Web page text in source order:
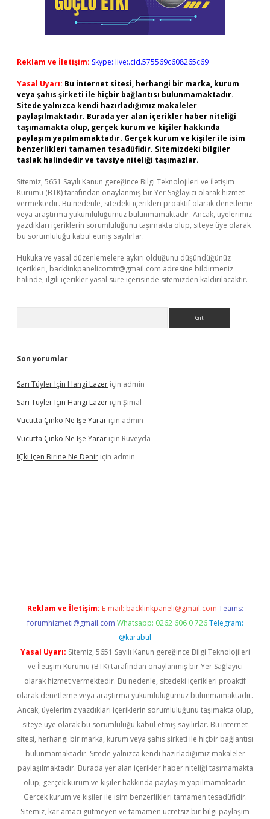
Reklam ve İletişim: Skype: live:.cid.575569c608265c69
Yasal Uyarı: Bu internet sitesi, herhangi bir marka, kurum
veya şahıs şirketi ile hiçbir bağlantısı bulunmamaktadır.
Sitede yalnızca kendi hazırladığımız makaleler
paylaşılmaktadır. Burada yer alan içerikler haber niteliği
taşımamakta olup, gerçek kurum ve kişiler hakkında
paylaşım yapılmamaktadır. Gerçek kurum ve kişiler ile isim
benzerlikleri tamamen tesadüfidir. Sitemizdeki bilgiler
taslak halindedir ve tavsiye niteliği taşımazlar.
Sitemiz, 5651 Sayılı Kanun gereğince Bilgi Teknolojileri ve İletişim
Kurumu (BTK) tarafından onaylanmış bir Yer Sağlayıcı olarak hizmet
vermektedir. Bu nedenle, sitedeki içerikleri proaktif olarak denetleme
veya araştırma yükümlülüğümüz bulunmamaktadır. Ancak, üyelerimiz
yazdıkları içeriklerin sorumluluğunu taşımakta olup, siteye üye olarak
bu sorumluluğu kabul etmiş sayılırlar.
Hukuka ve yasal düzenlemelere aykırı olduğunu düşündüğünüz
içerikleri, backlinkpanelicomtr@gmail.com adresine bildirmeniz
halinde, ilgili içerikler yasal süre içerisinde sitemizden kaldırılacaktır.
Son yorumlar
Sarı Tüyler Için Hangi Lazer için admin
Sarı Tüyler Için Hangi Lazer için Şimal
Vücutta Çinko Ne Işe Yarar için admin
Vücutta Çinko Ne Işe Yarar için Rüveyda
İÇki Içen Birine Ne Denir için admin
Reklam ve İletişim: E-mail: backlinkpaneli@gmail.com Teams:
forumhizmeti@gmail.com Whatsapp: 0262 606 0 726 Telegram:
@karabul
Yasal Uyarı: Sitemiz, 5651 Sayılı Kanun gereğince Bilgi Teknolojileri
ve İletişim Kurumu (BTK) tarafından onaylanmış bir Yer Sağlayıcı
olarak hizmet vermektedir. Bu nedenle, sitedeki içerikleri proaktif
olarak denetleme veya araştırma yükümlülüğümüz bulunmamaktadır.
Ancak, üyelerimiz yazdıkları içeriklerin sorumluluğunu taşımakta olup,
siteye üye olarak bu sorumluluğu kabul etmiş sayılırlar. Bu internet
sitesi, herhangi bir marka, kurum veya şahıs şirketi ile hiçbir bağlantısı
bulunmamaktadır. Sitede yalnızca kendi hazırladığımız makaleler
paylaşılmaktadır. Burada yer alan içerikler haber niteliği taşımamakta
olup, gerçek kurum ve kişiler hakkında paylaşım yapılmamaktadır.
Gerçek kurum ve kişiler ile isim benzerlikleri tamamen tesadüfidir.
Sitemiz, kar amacı gütmeyen ve tamamen ücretsiz bir bilgi paylaşım